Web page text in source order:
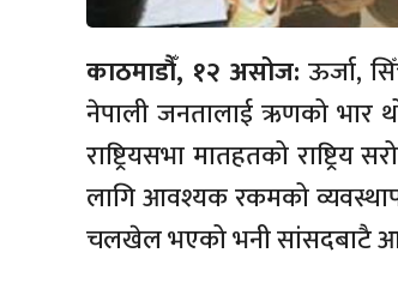
काठमाडौँ, १२ असोज: ऊर्जा,
नेपाली जनतालाई ऋणको भार
राष्ट्रियसभा मातहतको
लागि आवश्यक रकमको
चलखेल भएको भनी सांसदबाटै